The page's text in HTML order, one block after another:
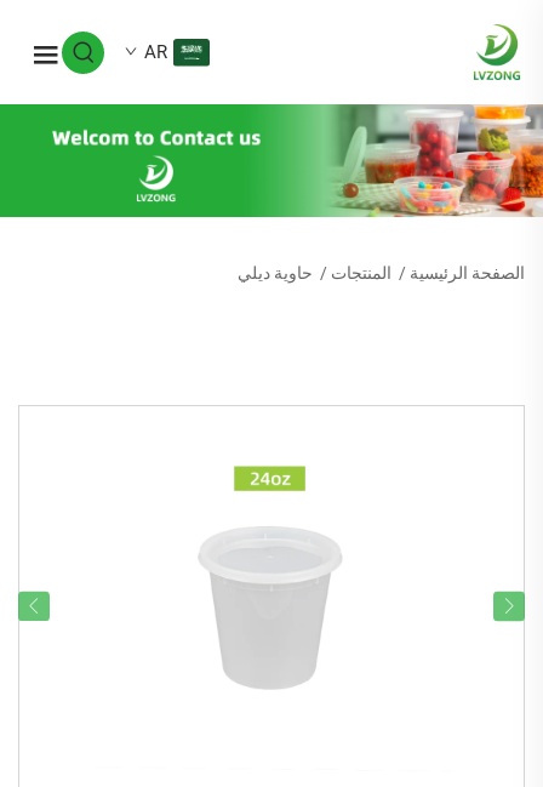
AR
الصفحة الرئيسية / المنتجات / حاوية ديلي